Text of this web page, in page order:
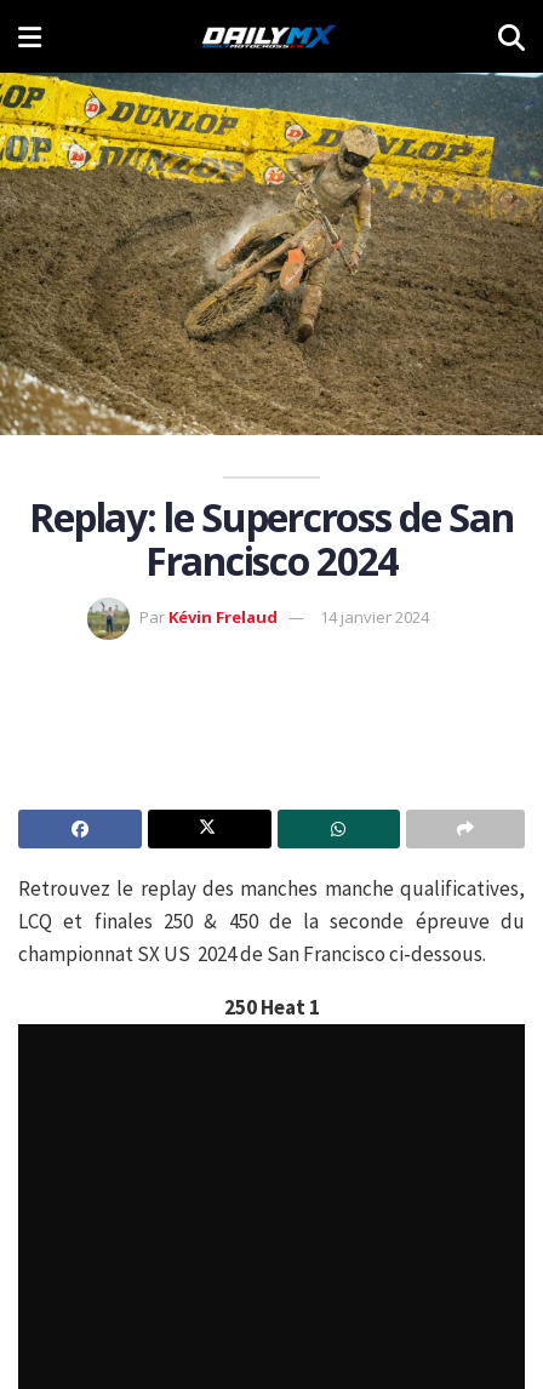
Replay: le Supercross de San
Francisco 2024
Par Kévin Frelaud 14 janvier 2024
Retrouvez le replay des manches manche qualificatives,
LCQ et finales 250 & 450 de la seconde épreuve du
championnat SX US 2024 de San Francisco ci-dessous.
250 Heat 1